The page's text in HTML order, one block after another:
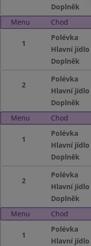
Doplněk
Menu
Chod
1
Polévka
Hlavní jídlo
Doplněk
2
Polévka
Hlavní jídlo
Doplněk
Menu
Chod
1
Polévka
Hlavní jídlo
Doplněk
2
Polévka
Hlavní jídlo
Doplněk
Menu
Chod
1
Polévka
Hlavní jídlo